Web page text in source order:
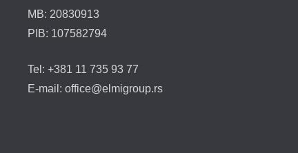
MB: 20830913
PIB: 107582794
Tel: +381 11 735 93 77
E-mail: office@elmigroup.rs